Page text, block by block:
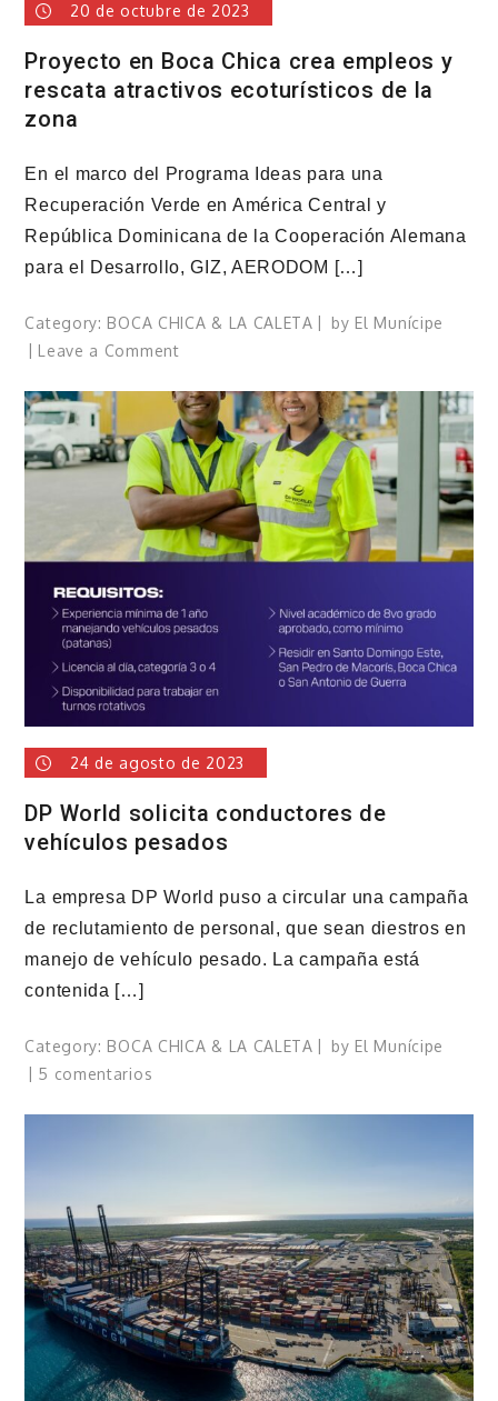
20 de octubre de 2023
Proyecto en Boca Chica crea empleos y
rescata atractivos ecoturísticos de la
zona
En el marco del Programa Ideas para una
Recuperación Verde en América Central y
República Dominicana de la Cooperación Alemana
para el Desarrollo, GIZ, AERODOM […]
Category: BOCA CHICA & LA CALETA by El Munícipe
Leave a Commenton
en
Boca
Chica
crea
empleos
y
rescata
ecoturísticos
la
zona
24 de agosto de 2023
DP World solicita conductores de
vehículos pesados
La empresa DP World puso a circular una campaña
de reclutamiento de personal, que sean diestros en
manejo de vehículo pesado. La campaña está
contenida […]
Category: BOCA CHICA & LA CALETA by El Munícipe
5 comentarios
vehículos
pesados